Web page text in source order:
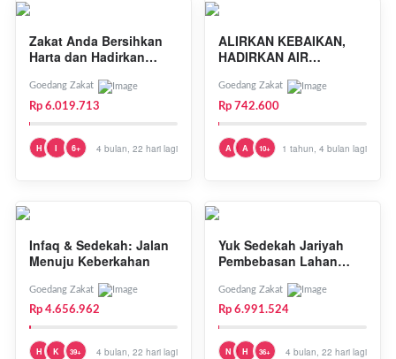
Zakat Anda Bersihkan
Harta dan Hadirkan
Keluarga Dhuafa
Goedang Zakat
Rp 6.019.713
H I 6+ 4 bulan, 22 hari lagi
ALIRKAN KEBAIKAN,
HADIRKAN AIR
Goedang Zakat
Rp 742.600
A A 10+ 1 tahun, 4 bulan lagi
Infaq & Sedekah: Jalan
Menuju Keberkahan
Goedang Zakat
Rp 4.656.962
H K 39+ 4 bulan, 22 hari lagi
Yuk Sedekah Jariyah
Pembebasan Lahan
Qur'an!
Goedang Zakat
Rp 6.991.524
N H 36+ 4 bulan, 22 hari lagi